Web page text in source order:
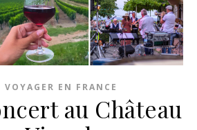
VOYAGER EN FRANCE
au Château